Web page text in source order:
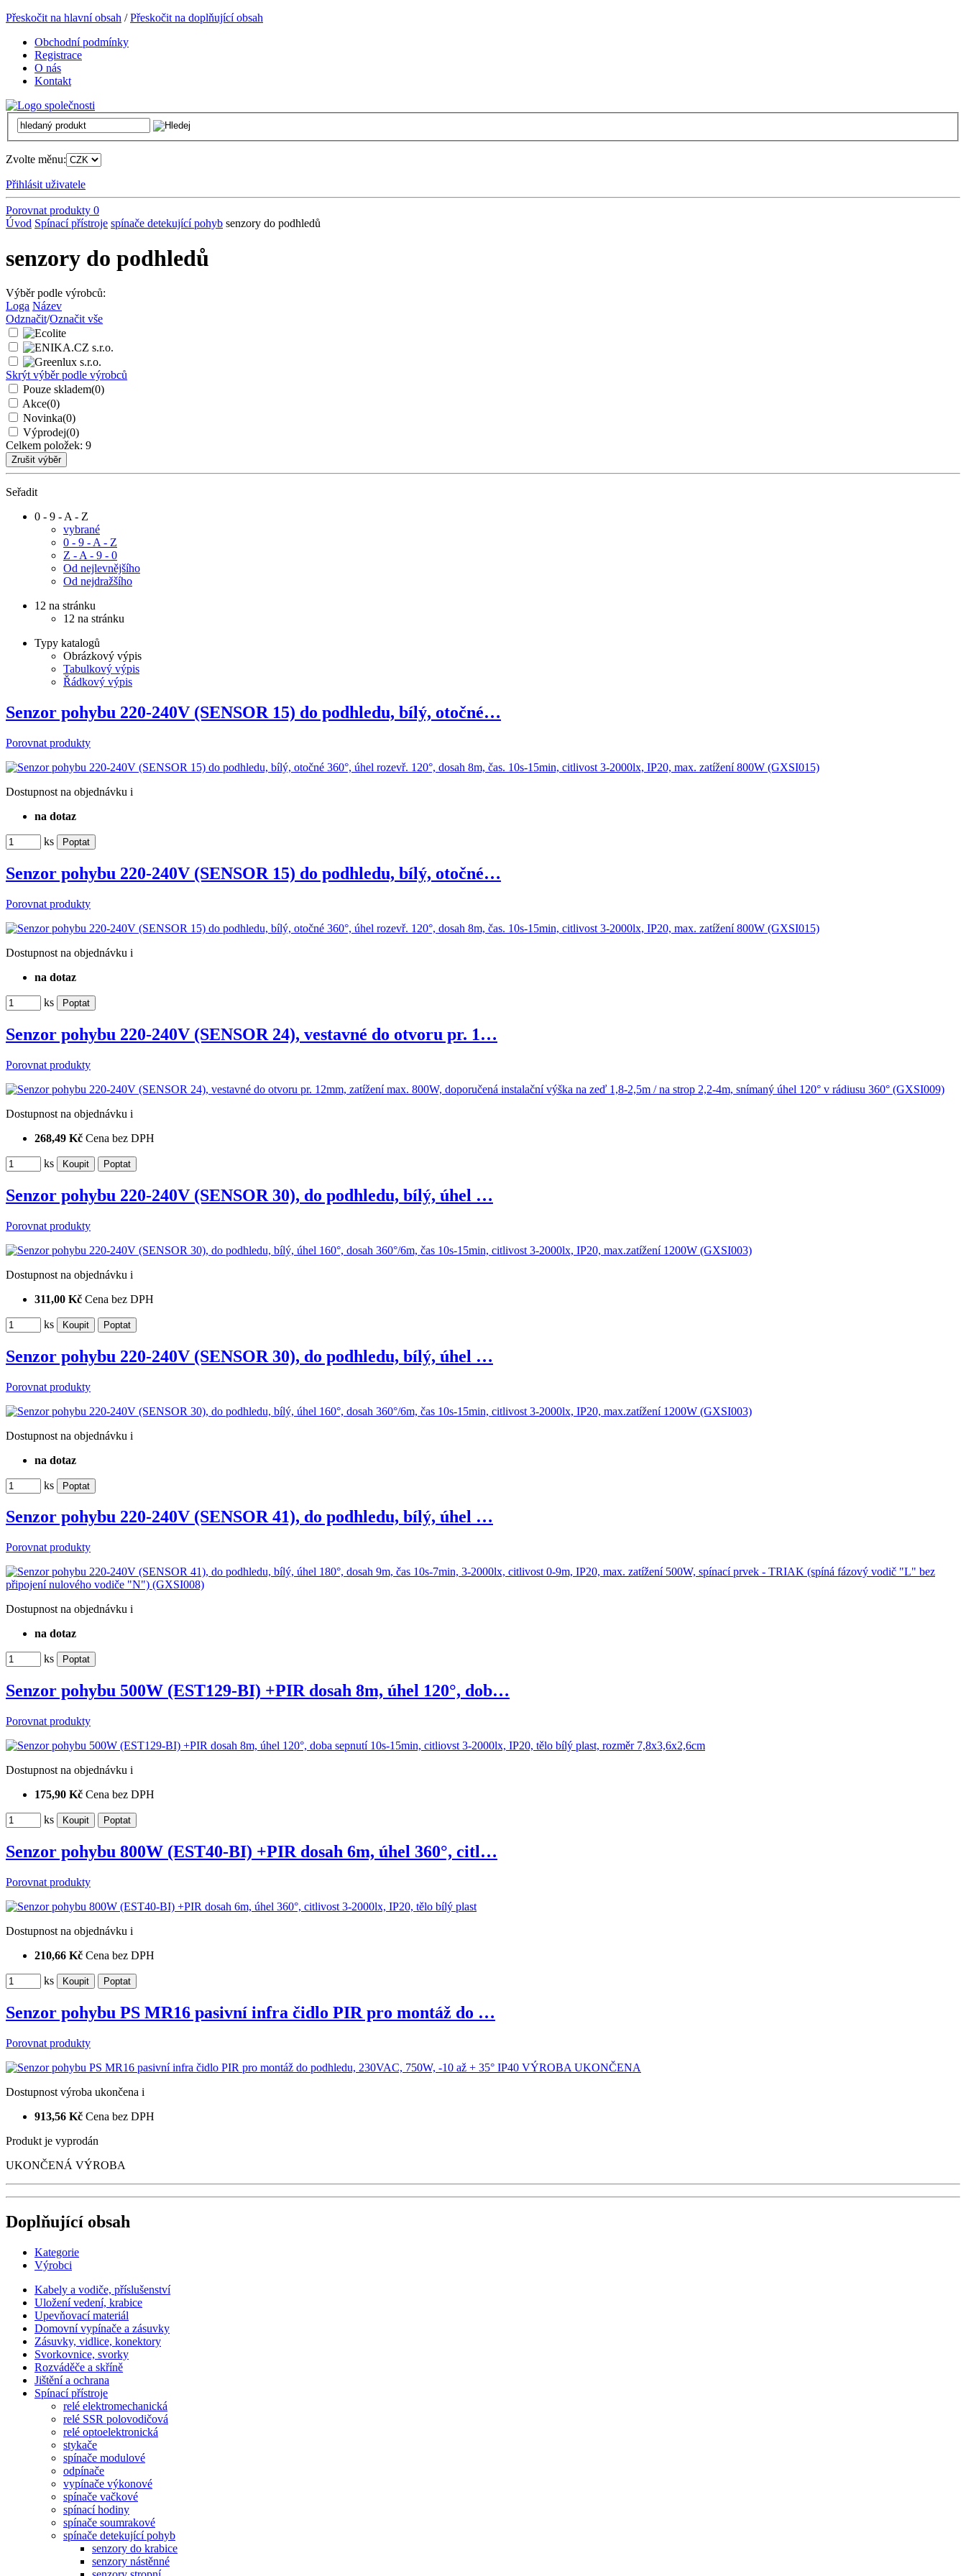
Přeskočit na hlavní obsah /Přeskočit na doplňující obsah
Obchodní podmínky
Registrace
O nás
Kontakt
Zvolte měnu:
Přihlásit uživatele
Porovnat produkty 0
Úvod Spínací přístroje spínače detekující pohyb senzory do podhledů
senzory do podhledů
Výběr podle výrobců:
Loga Název
Odznačit/Označit vše
Skrýt výběr podle výrobců
Pouze skladem(0)
Akce(0)
Novinka(0)
Výprodej(0)
Celkem položek: 9
Seřadit
0 - 9 - A - Z
vybrané
0 - 9 - A - Z
Z - A - 9 - 0
Od nejlevnějšího
Od nejdražšího
12 na stránku
12 na stránku
Typy katalogů
Obrázkový výpis
Tabulkový výpis
Řádkový výpis
Senzor pohybu 220-240V (SENSOR 15) do podhledu, bílý, otočné…
Porovnat produkty
Dostupnost na objednávku i
na dotaz
ks
Senzor pohybu 220-240V (SENSOR 15) do podhledu, bílý, otočné…
Porovnat produkty
Dostupnost na objednávku i
na dotaz
ks
Senzor pohybu 220-240V (SENSOR 24), vestavné do otvoru pr. 1…
Porovnat produkty
Dostupnost na objednávku i
268,49 Kč Cena bez DPH
ks
Senzor pohybu 220-240V (SENSOR 30), do podhledu, bílý, úhel …
Porovnat produkty
Dostupnost na objednávku i
311,00 Kč Cena bez DPH
ks
Senzor pohybu 220-240V (SENSOR 30), do podhledu, bílý, úhel …
Porovnat produkty
Dostupnost na objednávku i
na dotaz
ks
Senzor pohybu 220-240V (SENSOR 41), do podhledu, bílý, úhel …
Porovnat produkty
Dostupnost na objednávku i
na dotaz
ks
Senzor pohybu 500W (EST129-BI) +PIR dosah 8m, úhel 120°, dob…
Porovnat produkty
Dostupnost na objednávku i
175,90 Kč Cena bez DPH
ks
Senzor pohybu 800W (EST40-BI) +PIR dosah 6m, úhel 360°, citl…
Porovnat produkty
Dostupnost na objednávku i
210,66 Kč Cena bez DPH
ks
Senzor pohybu PS MR16 pasivní infra čidlo PIR pro montáž do …
Porovnat produkty
Dostupnost výroba ukončena i
913,56 Kč Cena bez DPH
Produkt je vyprodán
UKONČENÁ VÝROBA
Doplňující obsah
Kategorie
Výrobci
Kabely a vodiče, příslušenství
Uložení vedení, krabice
Upevňovací materiál
Domovní vypínače a zásuvky
Zásuvky, vidlice, konektory
Svorkovnice, svorky
Rozváděče a skříně
Jištění a ochrana
Spínací přístroje
relé elektromechanická
relé SSR polovodičová
relé optoelektronická
stykače
spínače modulové
odpínače
vypínače výkonové
spínače vačkové
spínací hodiny
spínače soumrakové
spínače detekující pohyb
senzory do krabice
senzory nástěnné